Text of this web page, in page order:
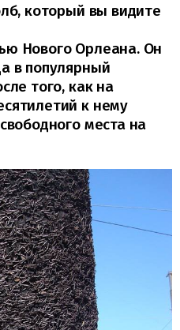
который вы видите
Нового Орлеана. Он
в популярный
того, как на
к нему
места на